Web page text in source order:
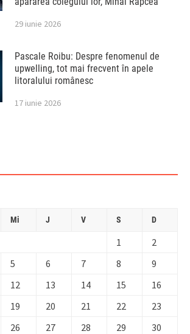
29 iunie 2026
Pascale Roibu: Despre fenomenul de
upwelling, tot mai frecvent în apele
litoralului românesc
17 iunie 2026
Mi J V S D
1
2
5 6 7 8
9
12 13 14 15
16
19 20 21 22
23
26 27 28 29
30